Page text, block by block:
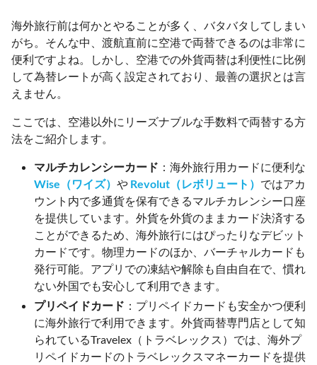
海外旅行前は何かとやることが多く、バタバタしてしまい
がち。そんな中、渡航直前に空港で両替できるのは非常に
便利ですよね。しかし、空港での外貨両替は利便性に比例
して為替レートが高く設定されており、最善の選択とは言
えません。
ここでは、空港以外にリーズナブルな手数料で両替する方
法をご紹介します。
マルチカレンシーカード ：海外旅行用カードに便利な
Wise（ワイズ） や Revolut（レボリュート） ではアカ
ウント内で多通貨を保有できるマルチカレンシー口座
を提供しています。外貨を外貨のままカード決済する
ことができるため、海外旅行にはぴったりなデビット
カードです。物理カードのほか、バーチャルカードも
発行可能。アプリでの凍結や解除も自由自在で、慣れ
ない外国でも安心して利用できます。
プリペイドカード ：プリペイドカードも安全かつ便利
に海外旅行で利用できます。外貨両替専門店として知
られているTravelex（トラベレックス）では、海外プ
リペイドカードのトラベレックスマネーカードを提供